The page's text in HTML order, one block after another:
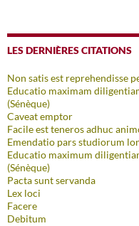
LES DERNIÈRES CITATIONS
Non satis est reprehendisse
Educatio maximam
(Sénèque)
Caveat emptor
Facile est teneros adhuc
Emendatio pars studiorum
Educatio maximum
(Sénèque)
Pacta sunt servanda
Lex loci
Facere
Debitum